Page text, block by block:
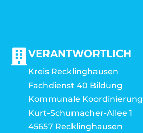
VERANTWORTLICH
Kreis Recklinghausen
Fachdienst 40 Bildung
Kommunale Koordinierung
Kurt-Schumacher-Allee 1
45657 Recklinghausen